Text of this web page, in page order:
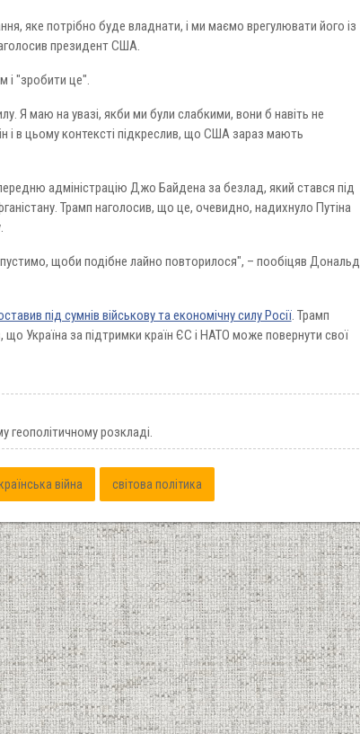
яке потрібно буде владнати, і ми маємо врегулювати його із
президент США.
і "зробити це".
Я маю на увазі, якби ми були слабкими, вони б навіть не
і в цьому контексті підкреслив, що США зараз мають
адміністрацію Джо Байдена за безлад, який стався під
Трамп наголосив, що це, очевидно, надихнуло Путіна
щоби подібне лайно повторилося", – пообіцяв Дональд
під сумнів військову та економічну силу Росії. Трамп
Україна за підтримки країн ЄС і НАТО може повернути свої
геополітичному розкладі.
війна світова політика